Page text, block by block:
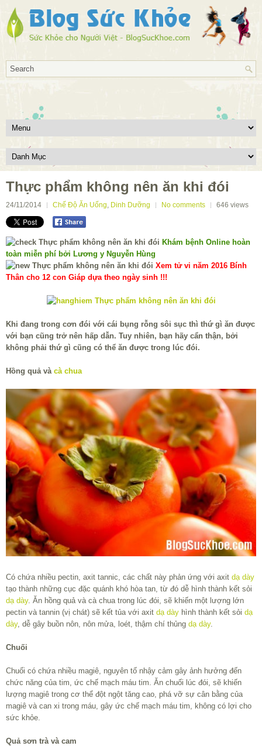
Thực phẩm không nên ăn khi đói
24/11/2014 Chế Độ Ăn Uống, Dinh Dưỡng No comments 646 views
Khám bệnh Online hoàn
toàn miễn phí bởi Lương y Nguyễn Hùng
Xem tử vi năm 2016 Bính
Thân cho 12 con Giáp dựa theo ngày sinh !!!
Khi đang trong cơn đói với cái bụng rỗng sôi sục thì thứ gì ăn được
với bạn cũng trở nên hấp dẫn. Tuy nhiên, bạn hãy cẩn thận, bởi
không phải thứ gì cũng có thể ăn được trong lúc đói.
Hồng quả và cà chua
Có chứa nhiều pectin, axit tannic, các chất này phản ứng với axit dạ dày
tạo thành những cục đặc quánh khó hòa tan, từ đó dễ hình thành kết sỏi
dạ dày. Ăn hồng quả và cà chua trong lúc đói, sẽ khiến một lượng lớn
pectin và tannin (vị chát) sẽ kết tủa với axit dạ dày hình thành kết sỏi dạ
dày, dễ gây buồn nôn, nôn mửa, loét, thậm chí thủng dạ dày.
Chuối
Chuối có chứa nhiều magiê, nguyên tố nhậy cảm gây ảnh hưởng đến
chức năng của tim, ức chế mạch máu tim. Ăn chuối lúc đói, sẽ khiến
lượng magiê trong cơ thể đột ngột tăng cao, phá vỡ sự cân bằng của
magiê và can xi trong máu, gây ức chế mạch máu tim, không có lợi cho
sức khỏe.
Quả sơn trà và cam